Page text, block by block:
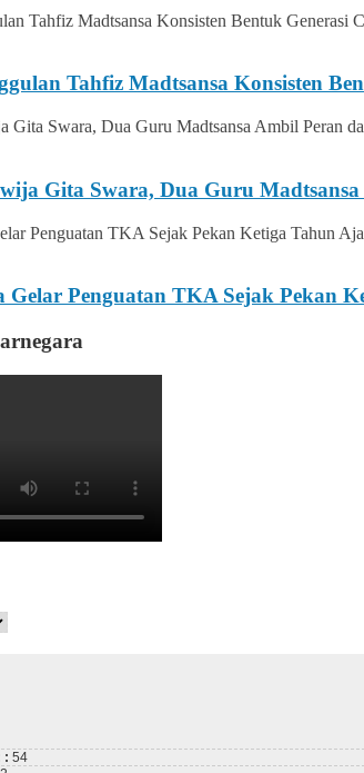
Tahfiz Madtsansa Konsisten
Gita Swara, Dua Guru
Gelar Penguatan TKA Sejak Pekan
: 54